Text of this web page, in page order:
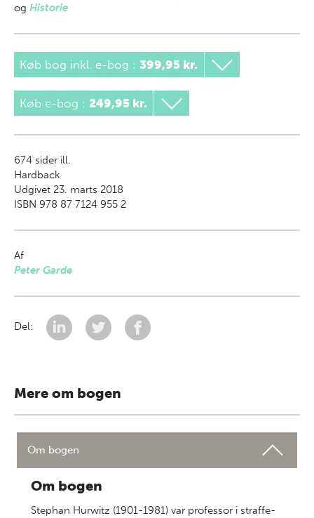
og Historie
Køb bog inkl. e-bog : 399,95 kr.
Køb e-bog : 249,95 kr.
674 sider ill.
Hardback
Udgivet 23. marts 2018
ISBN 978 87 7124 955 2
Af
Peter Garde
Del:
Mere om bogen
Om bogen
Om bogen
Stephan Hurwitz (1901-1981) var professor i straffe-